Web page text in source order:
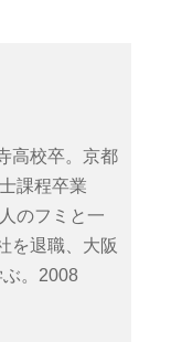
高校卒。京都
課程卒業
のフミと一
を退職、大阪
。2008